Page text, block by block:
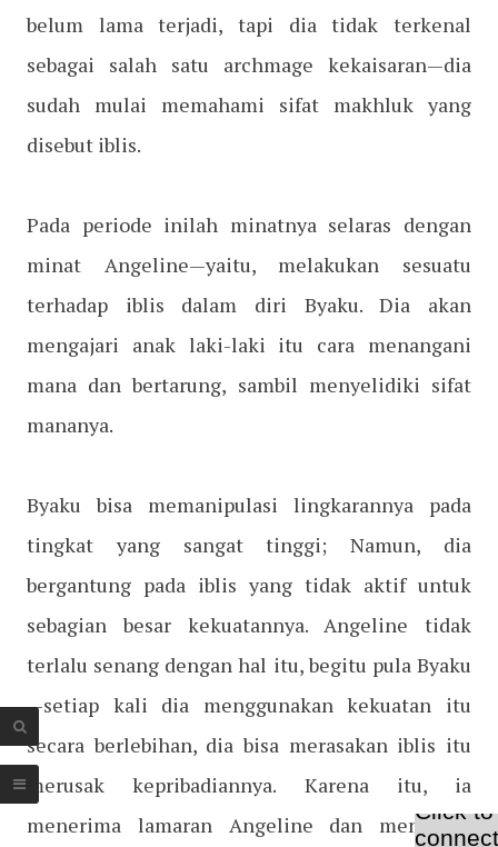
belum lama terjadi, tapi dia tidak terkenal
sebagai salah satu archmage kekaisaran—dia
sudah mulai memahami sifat makhluk yang
disebut iblis.
Pada periode inilah minatnya selaras dengan
minat Angeline—yaitu, melakukan sesuatu
terhadap iblis dalam diri Byaku. Dia akan
mengajari anak laki-laki itu cara menangani
mana dan bertarung, sambil menyelidiki sifat
mananya.
Byaku bisa memanipulasi lingkarannya pada
tingkat yang sangat tinggi; Namun, dia
bergantung pada iblis yang tidak aktif untuk
sebagian besar kekuatannya. Angeline tidak
terlalu senang dengan hal itu, begitu pula Byaku
—setiap kali dia menggunakan kekuatan itu
secara berlebihan, dia bisa merasakan iblis itu
merusak kepribadiannya. Karena itu, ia
menerima lamaran Angeline dan menjalani